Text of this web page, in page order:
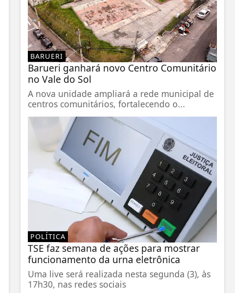
BARUERI
Barueri ganhará novo Centro Comunitário
no Vale do Sol
A nova unidade ampliará a rede municipal de
centros comunitários, fortalecendo o...
POLÍTICA
TSE faz semana de ações para mostrar
funcionamento da urna eletrônica
Uma live será realizada nesta segunda (3), às
17h30, nas redes sociais